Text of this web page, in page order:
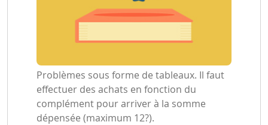
Problèmes sous forme de tableaux. Il faut
effectuer des achats en fonction du
complément pour arriver à la somme
dépensée (maximum 12?).